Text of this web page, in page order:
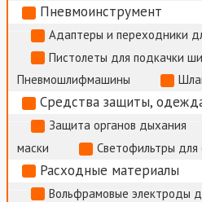
Пневмоинструмент
Адаптеры и переходники
Пистолеты для подкачки
Пневмошлифмашины
Средства защиты,
Защита органов дыхания
маски
Светофильтры для
Расходные материалы
Вольфрамовые электроды